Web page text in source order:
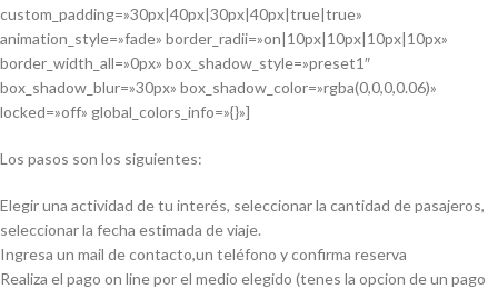
custom_padding=»30px|40px|30px|40px|true|true»
animation_style=»fade» border_radii=»on|10px|10px|10px|10px»
border_width_all=»0px» box_shadow_style=»preset1″
box_shadow_blur=»30px» box_shadow_color=»rgba(0,0,0,0.06)»
locked=»off» global_colors_info=»{}»]
Los pasos son los siguientes:
Elegir una actividad de tu interés, seleccionar la cantidad de pasajeros,
seleccionar la fecha estimada de viaje.
Ingresa un mail de contacto,un teléfono y confirma reserva
Realiza el pago on line por el medio elegido (tenes la opcion de un pago